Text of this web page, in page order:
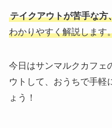
テイクアウトが苦手な方
わかりやすく解説します
今日はサンマルクカフェ
ウトして、おうちで手軽
ょう！